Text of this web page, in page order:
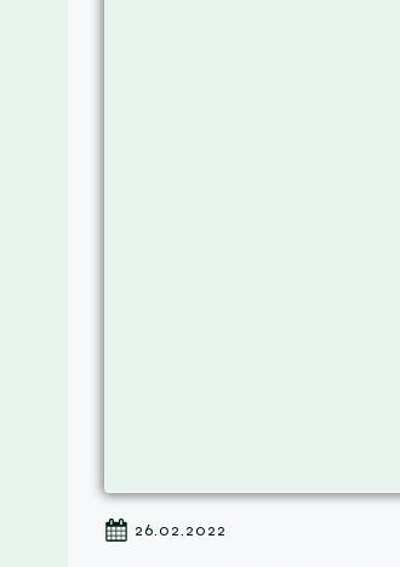
26.02.2022